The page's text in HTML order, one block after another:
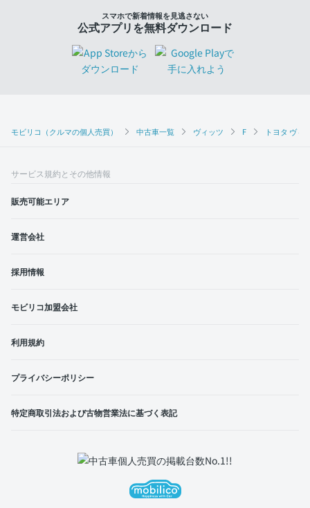
モビリコ（クルマの個人売買） 中古車一覧 ヴィッツ F トヨタ ヴィ
スマホで新着情報を見逃さない
公式アプリを無料ダウンロード
サービス規約とその他情報
販売可能エリア
運営会社
採用情報
モビリコ加盟会社
利用規約
プライバシーポリシー
特定商取引法および古物営業法に基づく表記